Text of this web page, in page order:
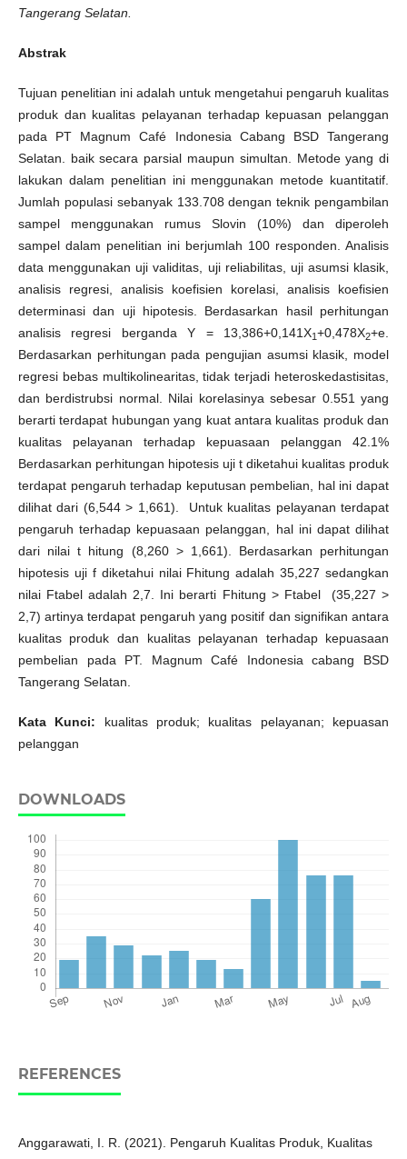
Tangerang Selatan.
Abstrak
Tujuan penelitian ini adalah untuk mengetahui pengaruh kualitas
produk dan kualitas pelayanan terhadap kepuasan pelanggan
pada PT Magnum Café Indonesia Cabang BSD Tangerang
Selatan. baik secara parsial maupun simultan. Metode yang di
lakukan dalam penelitian ini menggunakan metode kuantitatif.
Jumlah populasi sebanyak 133.708 dengan teknik pengambilan
sampel menggunakan rumus Slovin (10%) dan diperoleh
sampel dalam penelitian ini berjumlah 100 responden. Analisis
data menggunakan uji validitas, uji reliabilitas, uji asumsi klasik,
analisis regresi, analisis koefisien korelasi, analisis koefisien
determinasi dan uji hipotesis. Berdasarkan hasil perhitungan
analisis regresi berganda Y = 13,386+0,141X1+0,478X2+e.
Berdasarkan perhitungan pada pengujian asumsi klasik, model
regresi bebas multikolinearitas, tidak terjadi heteroskedastisitas,
dan berdistrubsi normal. Nilai korelasinya sebesar 0.551 yang
berarti terdapat hubungan yang kuat antara kualitas produk dan
kualitas pelayanan terhadap kepuasaan pelanggan 42.1%
Berdasarkan perhitungan hipotesis uji t diketahui kualitas produk
terdapat pengaruh terhadap keputusan pembelian, hal ini dapat
dilihat dari (6,544 > 1,661). Untuk kualitas pelayanan terdapat
pengaruh terhadap kepuasaan pelanggan, hal ini dapat dilihat
dari nilai t hitung (8,260 > 1,661). Berdasarkan perhitungan
hipotesis uji f diketahui nilai Fhitung adalah 35,227 sedangkan
nilai Ftabel adalah 2,7. Ini berarti Fhitung > Ftabel (35,227 >
2,7) artinya terdapat pengaruh yang positif dan signifikan antara
kualitas produk dan kualitas pelayanan terhadap kepuasaan
pembelian pada PT. Magnum Café Indonesia cabang BSD
Tangerang Selatan.
Kata Kunci: kualitas produk; kualitas pelayanan; kepuasan
pelanggan
DOWNLOADS
REFERENCES
Anggarawati, I. R. (2021). Pengaruh Kualitas Produk, Kualitas